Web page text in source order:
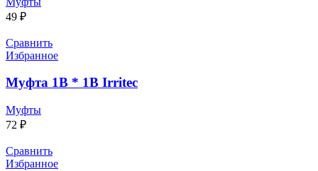
49 ₽
Сравнить
Избранное
Муфта 1В * 1В Irritec
Муфты
72 ₽
Сравнить
Избранное